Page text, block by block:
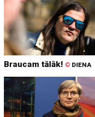
Braucam tālāk! © DIENA